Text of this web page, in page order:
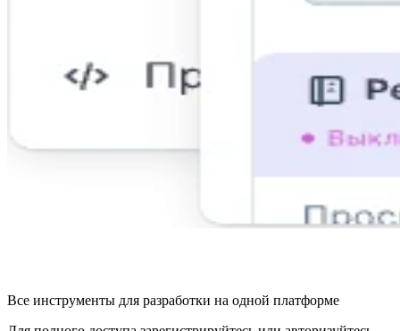
Все инструменты для разработки на одной платформе